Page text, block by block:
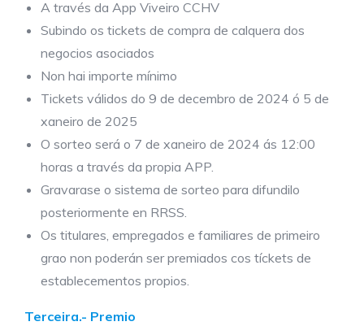
A través da App Viveiro CCHV
Subindo os tickets de compra de calquera dos
negocios asociados
Non hai importe mínimo
Tickets válidos do 9 de decembro de 2024 ó 5 de
xaneiro de 2025
O sorteo será o 7 de xaneiro de 2024 ás 12:00
horas a través da propia APP.
Gravarase o sistema de sorteo para difundilo
posteriormente en RRSS.
Os titulares, empregados e familiares de primeiro
grao non poderán ser premiados cos tíckets de
establecementos propios.
Terceira.- Premio